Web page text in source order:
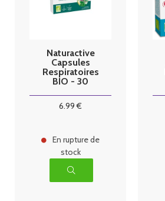
Naturactive
Capsules
Respiratoires
BIO - 30
en capsule )
6.99 €
En rupture de
stock